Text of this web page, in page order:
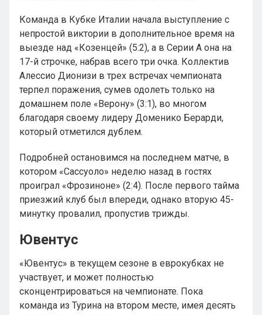
Команда в Кубке Италии начала выступление с
непростой виктории в дополнительное время на
выезде над «Козенцей» (5:2), а в Серии А она на
17-й строчке, набрав всего три очка. Коллектив
Алессио Дионизи в трех встречах чемпионата
терпел поражения, сумев одолеть только на
домашнем поле «Верону» (3:1), во многом
благодаря своему лидеру Доменико Берарди,
который отметился дублем.
Подробней остановимся на последнем матче, в
котором «Сассуоло» неделю назад в гостях
проиграл «Фрозиноне» (2:4). После первого тайма
приезжий клуб был впереди, однако вторую 45-
минутку провалил, пропустив трижды.
Ювентус
«Ювентус» в текущем сезоне в еврокубках не
участвует, и может полностью
сконцентрироваться на чемпионате. Пока
команда из Турина на втором месте, имея десять